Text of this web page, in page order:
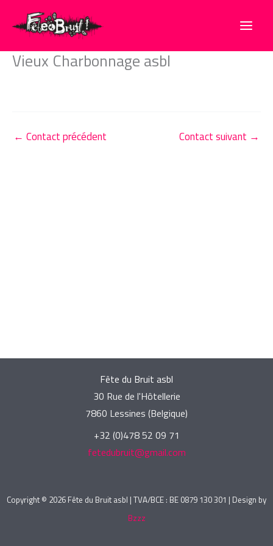
contenu
Vieux Charbonnage asbl
← Contact précédent Contact suivant →
Fête du Bruit asbl
30 Rue de l'Hôtellerie
7860 Lessines (Belgique)
+32 (0)478 52 09 71
fetedubruit@gmail.com
Copyright © 2026 Fête du Bruit asbl | TVA/BCE : BE 0879 130 301 | Design by
Bzzz